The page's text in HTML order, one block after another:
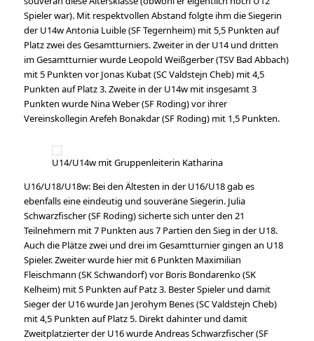
Spieler war). Mit respektvollen Abstand folgte ihm die Siegerin
der U14w Antonia Luible (SF Tegernheim) mit 5,5 Punkten auf
Platz zwei des Gesamtturniers. Zweiter in der U14 und dritten
im Gesamtturnier wurde Leopold Weißgerber (TSV Bad Abbach)
mit 5 Punkten vor Jonas Kubat (SC Valdstejn Cheb) mit 4,5
Punkten auf Platz 3. Zweite in der U14w mit insgesamt 3
Punkten wurde Nina Weber (SF Roding) vor ihrer
Vereinskollegin Arefeh Bonakdar (SF Roding) mit 1,5 Punkten.
U14/U14w mit Gruppenleiterin Katharina
U16/U18/U18w: Bei den Ältesten in der U16/U18 gab es
ebenfalls eine eindeutig und souveräne Siegerin. Julia
Schwarzfischer (SF Roding) sicherte sich unter den 21
Teilnehmern mit 7 Punkten aus 7 Partien den Sieg in der U18.
Auch die Plätze zwei und drei im Gesamtturnier gingen an U18
Spieler. Zweiter wurde hier mit 6 Punkten Maximilian
Fleischmann (SK Schwandorf) vor Boris Bondarenko (SK
Kelheim) mit 5 Punkten auf Patz 3. Bester Spieler und damit
Sieger der U16 wurde Jan Jerohym Benes (SC Valdstejn Cheb)
mit 4,5 Punkten auf Platz 5. Direkt dahinter und damit
Zweitplatzierter der U16 wurde Andreas Schwarzfischer (SF